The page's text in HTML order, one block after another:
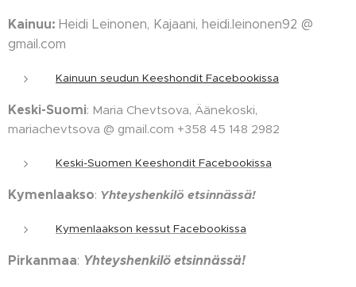
Kainuu: Heidi Leinonen, Kajaani, heidi.leinonen92 @
gmail.com
Kainuun seudun Keeshondit Facebookissa
Keski-Suomi: Maria Chevtsova, Äänekoski,
mariachevtsova @ gmail.com +358 45 148 2982
Keski-Suomen Keeshondit Facebookissa
Kymenlaakso: Yhteyshenkilö etsinnässä!
Kymenlaakson kessut Facebookissa
Pirkanmaa: Yhteyshenkilö etsinnässä!